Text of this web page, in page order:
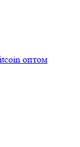
оптом